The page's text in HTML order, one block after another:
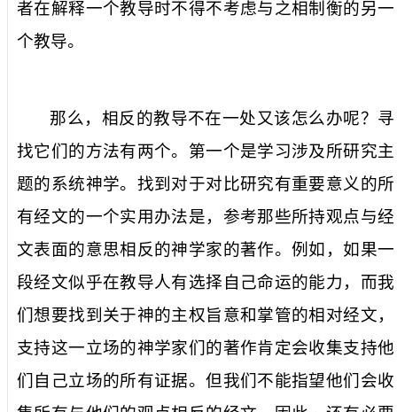
者在解释一个教导时不得不考虑与之相制衡的另一
个教导。
那么，相反的教导不在一处又该怎么办呢？寻
找它们的方法有两个。第一个是学习涉及所研究主
题的系统神学。找到对于对比研究有重要意义的所
有经文的一个实用办法是，参考那些所持观点与经
文表面的意思相反的神学家的著作。例如，如果一
段经文似乎在教导人有选择自己命运的能力，而我
们想要找到关于神的主权旨意和掌管的相对经文，
支持这一立场的神学家们的著作肯定会收集支持他
们自己立场的所有证据。但我们不能指望他们会收